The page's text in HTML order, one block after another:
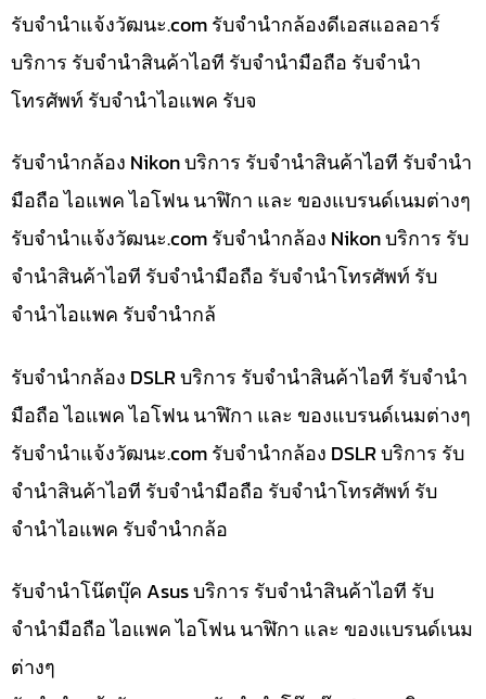
รับจํานําแจ้งวัฒนะ.com รับจำนำกล้องดีเอสแอลอาร์
บริการ รับจำนำสินค้าไอที รับจำนำมือถือ รับจำนำ
โทรศัพท์ รับจำนำไอแพค รับจ
รับจำนำกล้อง Nikon บริการ รับจำนำสินค้าไอที รับจำนำ
มือถือ ไอแพค ไอโฟน นาฬิกา และ ของแบรนด์เนมต่างๆ
รับจํานําแจ้งวัฒนะ.com รับจำนำกล้อง Nikon บริการ รับ
จำนำสินค้าไอที รับจำนำมือถือ รับจำนำโทรศัพท์ รับ
จำนำไอแพค รับจำนำกล้
รับจำนำกล้อง DSLR บริการ รับจำนำสินค้าไอที รับจำนำ
มือถือ ไอแพค ไอโฟน นาฬิกา และ ของแบรนด์เนมต่างๆ
รับจํานําแจ้งวัฒนะ.com รับจำนำกล้อง DSLR บริการ รับ
จำนำสินค้าไอที รับจำนำมือถือ รับจำนำโทรศัพท์ รับ
จำนำไอแพค รับจำนำกล้อ
รับจำนำโน๊ตบุ๊ค Asus บริการ รับจำนำสินค้าไอที รับ
จำนำมือถือ ไอแพค ไอโฟน นาฬิกา และ ของแบรนด์เนม
ต่างๆ